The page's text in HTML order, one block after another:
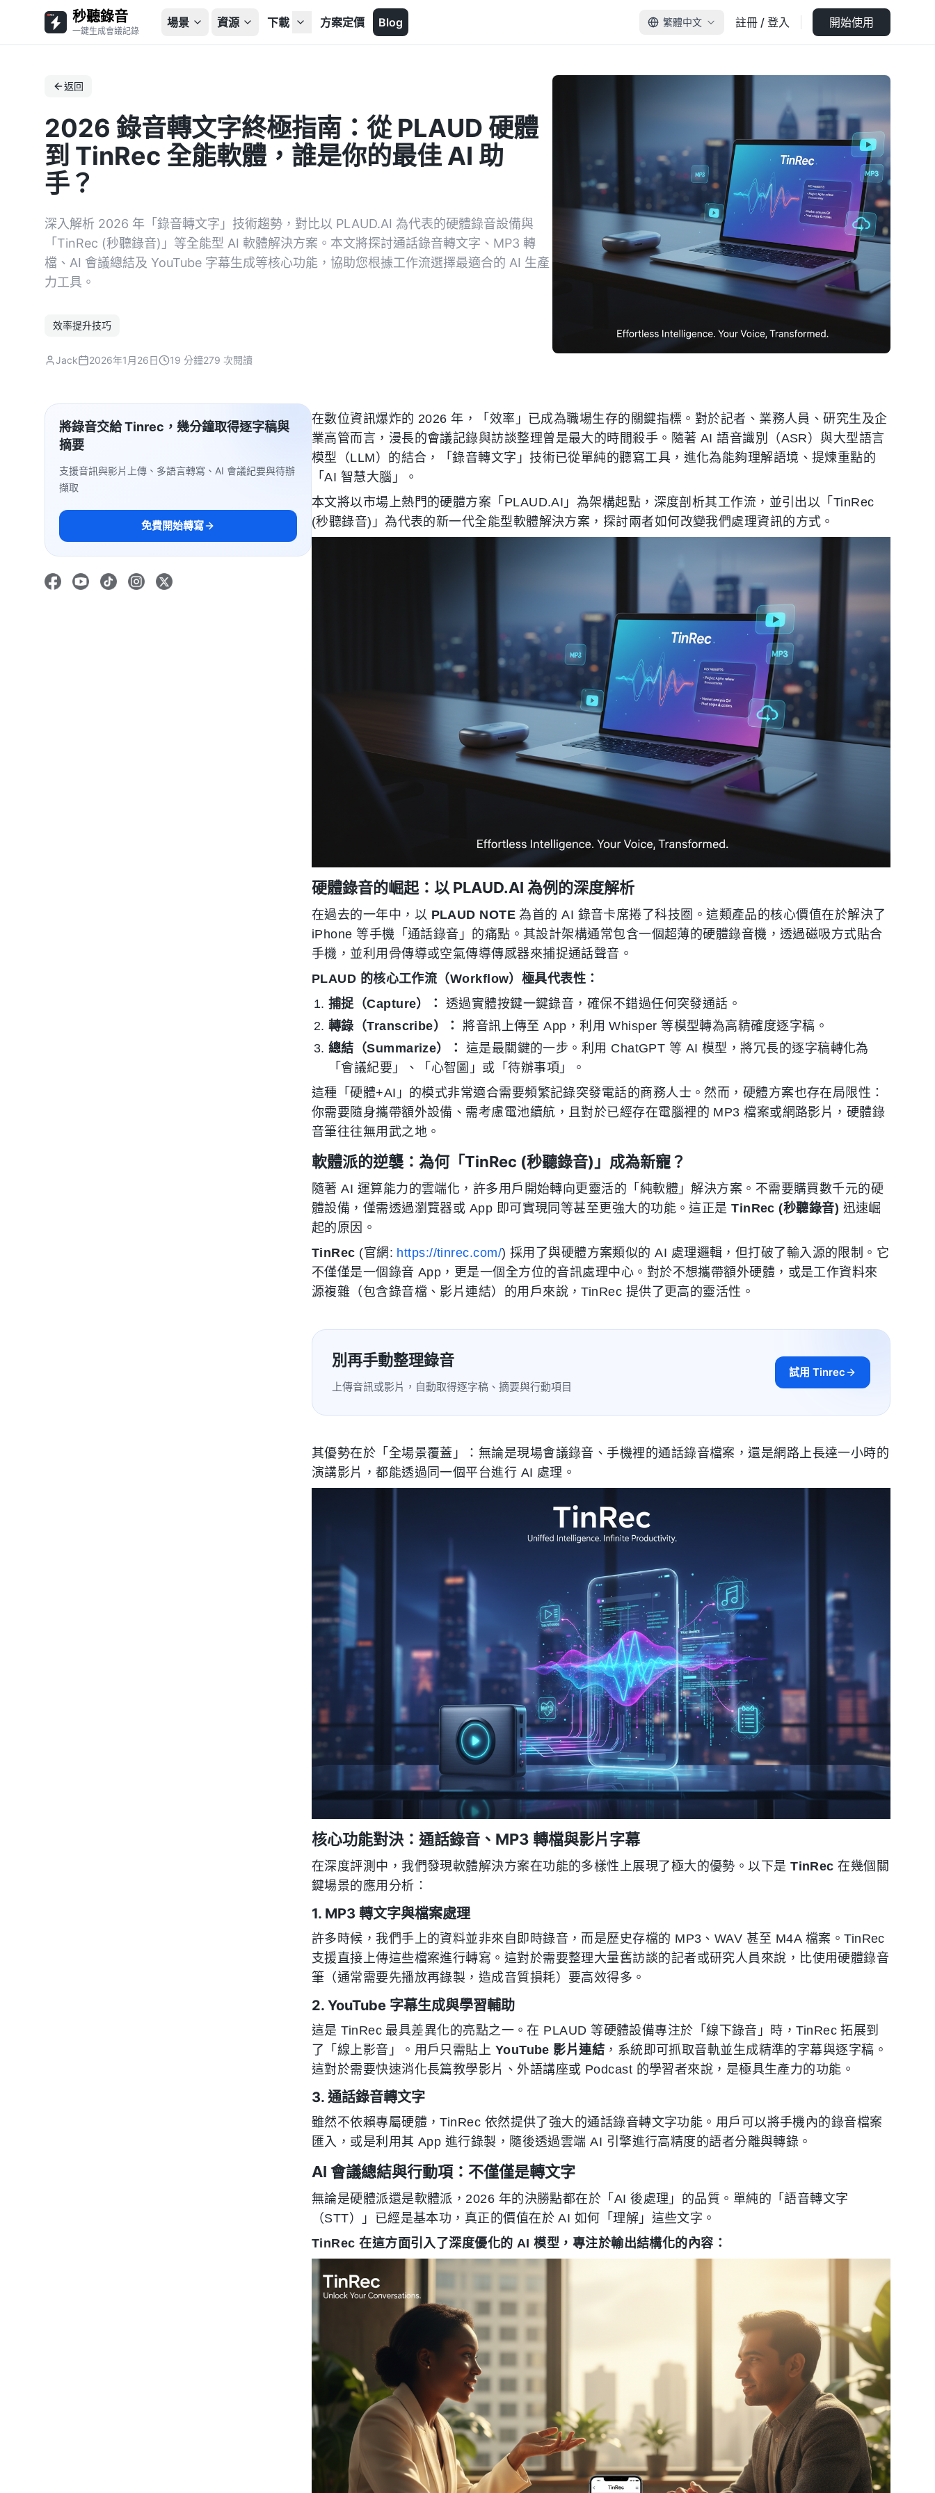
秒聽錄音
一鍵生成會議記錄
場景 資源 下載 方案定價 Blog 繁體中文 註冊 / 登入 開始使用
返回
2026 錄音轉文字終極指南：從 PLAUD 硬體
到 TinRec 全能軟體，誰是你的最佳 AI 助
手？
深入解析 2026 年「錄音轉文字」技術趨勢，對比以 PLAUD.AI 為代表的硬體錄音設備與
「TinRec (秒聽錄音)」等全能型 AI 軟體解決方案。本文將探討通話錄音轉文字、MP3 轉
檔、AI 會議總結及 YouTube 字幕生成等核心功能，協助您根據工作流選擇最適合的 AI 生產
力工具。
效率提升技巧
Jack 2026年1月26日 19 分鐘279 次閱讀
將錄音交給 Tinrec，幾分鐘取得逐字稿與
摘要
支援音訊與影片上傳、多語言轉寫、AI 會議紀要與待辦
擷取
免費開始轉寫
在數位資訊爆炸的 2026 年，「效率」已成為職場生存的關鍵指標。對於記者、業務人員、研究生及企
業高管而言，漫長的會議記錄與訪談整理曾是最大的時間殺手。隨著 AI 語音識別（ASR）與大型語言
模型（LLM）的結合，「錄音轉文字」技術已從單純的聽寫工具，進化為能夠理解語境、提煉重點的
「AI 智慧大腦」。
本文將以市場上熱門的硬體方案「PLAUD.AI」為架構起點，深度剖析其工作流，並引出以「TinRec
(秒聽錄音)」為代表的新一代全能型軟體解決方案，探討兩者如何改變我們處理資訊的方式。
硬體錄音的崛起：以 PLAUD.AI 為例的深度解析
在過去的一年中，以 PLAUD NOTE 為首的 AI 錄音卡席捲了科技圈。這類產品的核心價值在於解決了
iPhone 等手機「通話錄音」的痛點。其設計架構通常包含一個超薄的硬體錄音機，透過磁吸方式貼合
手機，並利用骨傳導或空氣傳導傳感器來捕捉通話聲音。
PLAUD 的核心工作流（Workflow）極具代表性：
捕捉（Capture）：
透過實體按鍵一鍵錄音，確保不錯過任何突發通話。
轉錄（Transcribe）：
將音訊上傳至 App，利用 Whisper 等模型轉為高精確度逐字稿。
總結（Summarize）：
這是最關鍵的一步。利用 ChatGPT 等 AI 模型，將冗長的逐字稿轉化為
「會議紀要」、「心智圖」或「待辦事項」。
這種「硬體+AI」的模式非常適合需要頻繁記錄突發電話的商務人士。然而，硬體方案也存在局限性：
你需要隨身攜帶額外設備、需考慮電池續航，且對於已經存在電腦裡的 MP3 檔案或網路影片，硬體錄
音筆往往無用武之地。
軟體派的逆襲：為何「TinRec (秒聽錄音)」成為新寵？
隨著 AI 運算能力的雲端化，許多用戶開始轉向更靈活的「純軟體」解決方案。不需要購買數千元的硬
體設備，僅需透過瀏覽器或 App 即可實現同等甚至更強大的功能。這正是TinRec (秒聽錄音) 迅速崛
起的原因。
TinRec (官網: https://tinrec.com/) 採用了與硬體方案類似的 AI 處理邏輯，但打破了輸入源的限制。它
不僅僅是一個錄音 App，更是一個全方位的音訊處理中心。對於不想攜帶額外硬體，或是工作資料來
源複雜（包含錄音檔、影片連結）的用戶來說，TinRec 提供了更高的靈活性。
別再手動整理錄音
上傳音訊或影片，自動取得逐字稿、摘要與行動項目
試用 Tinrec
其優勢在於「全場景覆蓋」：無論是現場會議錄音、手機裡的通話錄音檔案，還是網路上長達一小時的
演講影片，都能透過同一個平台進行 AI 處理。
核心功能對決：通話錄音、MP3 轉檔與影片字幕
在深度評測中，我們發現軟體解決方案在功能的多樣性上展現了極大的優勢。以下是TinRec 在幾個關
鍵場景的應用分析：
1. MP3 轉文字與檔案處理
許多時候，我們手上的資料並非來自即時錄音，而是歷史存檔的 MP3、WAV 甚至 M4A 檔案。TinRec
支援直接上傳這些檔案進行轉寫。這對於需要整理大量舊訪談的記者或研究人員來說，比使用硬體錄音
筆（通常需要先播放再錄製，造成音質損耗）要高效得多。
2. YouTube 字幕生成與學習輔助
這是 TinRec 最具差異化的亮點之一。在 PLAUD 等硬體設備專注於「線下錄音」時，TinRec 拓展到
了「線上影音」。用戶只需貼上 YouTube 影片連結 ，系統即可抓取音軌並生成精準的字幕與逐字稿。
這對於需要快速消化長篇教學影片、外語講座或 Podcast 的學習者來說，是極具生產力的功能。
3. 通話錄音轉文字
雖然不依賴專屬硬體，TinRec 依然提供了強大的通話錄音轉文字功能。用戶可以將手機內的錄音檔案
匯入，或是利用其 App 進行錄製，隨後透過雲端 AI 引擎進行高精度的語者分離與轉錄。
AI 會議總結與行動項：不僅僅是轉文字
無論是硬體派還是軟體派，2026 年的決勝點都在於「AI 後處理」的品質。單純的「語音轉文字
（STT）」已經是基本功，真正的價值在於 AI 如何「理解」這些文字。
TinRec 在這方面引入了深度優化的 AI 模型，專注於輸出結構化的內容：